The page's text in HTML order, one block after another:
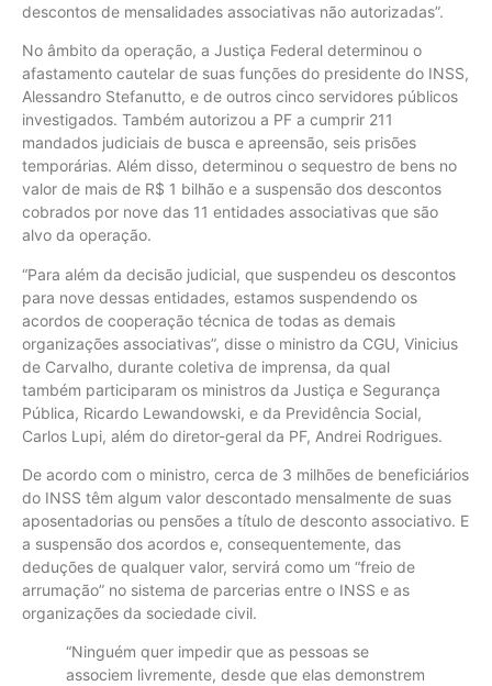
descontos de mensalidades associativas não autorizadas”.
No âmbito da operação, a Justiça Federal determinou o
afastamento cautelar de suas funções do presidente do INSS,
Alessandro Stefanutto, e de outros cinco servidores públicos
investigados. Também autorizou a PF a cumprir 211
mandados judiciais de busca e apreensão, seis prisões
temporárias. Além disso, determinou o sequestro de bens no
valor de mais de R$ 1 bilhão e a suspensão dos descontos
cobrados por nove das 11 entidades associativas que são
alvo da operação.
“Para além da decisão judicial, que suspendeu os descontos
para nove dessas entidades, estamos suspendendo os
acordos de cooperação técnica de todas as demais
organizações associativas”, disse o ministro da CGU, Vinicius
de Carvalho, durante coletiva de imprensa, da qual
também participaram os ministros da Justiça e Segurança
Pública, Ricardo Lewandowski, e da Previdência Social,
Carlos Lupi, além do diretor-geral da PF, Andrei Rodrigues.
De acordo com o ministro, cerca de 3 milhões de beneficiários
do INSS têm algum valor descontado mensalmente de suas
aposentadorias ou pensões a título de desconto associativo. E
a suspensão dos acordos e, consequentemente, das
deduções de qualquer valor, servirá como um “freio de
arrumação” no sistema de parcerias entre o INSS e as
organizações da sociedade civil.
“Ninguém quer impedir que as pessoas se
associem livremente, desde que elas demonstrem